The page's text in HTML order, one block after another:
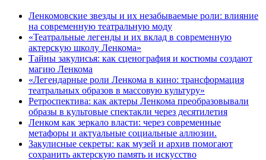
Ленкомовские звезды и их незабываемые роли: влияние
на современную театральную моду
«Театральные легенды и их вклад в современную
актерскую школу Ленкома»
Тайны закулисья: как сценография и костюмы создают
магию Ленкома
«Легендарные роли Ленкома в кино: трансформация
театральных образов в массовую культуру»
Ретроспектива: как актеры Ленкома преобразовывали
образы в культовые спектакли через десятилетия
Ленком как зеркало власти: через современные
метафоры и актуальные социальные аллюзии.
Закулисные секреты: как музей и архив помогают
сохранить актерскую память и искусство